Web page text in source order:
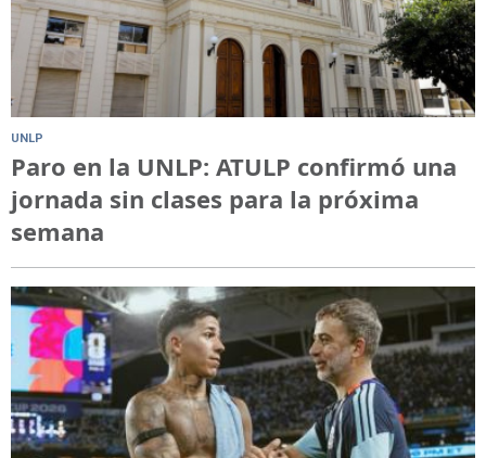
UNLP
Paro en la UNLP: ATULP confirmó una
jornada sin clases para la próxima
semana